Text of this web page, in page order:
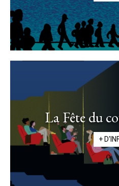
La Fête du
+